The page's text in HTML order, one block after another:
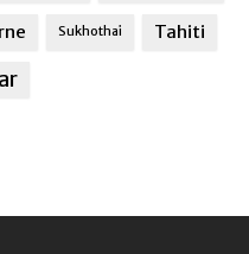
Sukhothai Tahiti